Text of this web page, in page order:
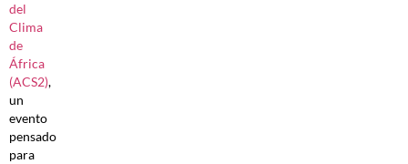
del
Clima
de
África
(ACS2),
un
evento
pensado
para